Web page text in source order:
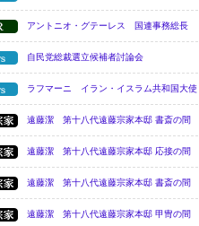
アントニオ・グテーレス 国連事務総長
自民党総裁選立候補者討論会
ラフマーニ イラン・イスラム共和国大使
遠藤潔 第十八代遠藤宗家本邸 書斎の間
遠藤潔 第十八代遠藤宗家本邸 応接の間
遠藤潔 第十八代遠藤宗家本邸 書斎の間
遠藤潔 第十八代遠藤宗家本邸 甲冑の間